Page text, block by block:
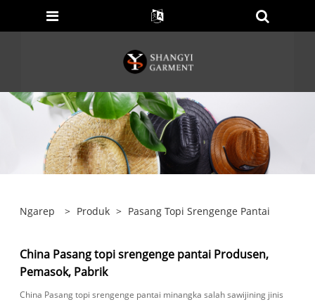
Ngarep > Produk > Pasang Topi Srengenge Pantai
China Pasang topi srengenge pantai Produsen,
Pemasok, Pabrik
China Pasang topi srengenge pantai minangka salah sawijining jinis